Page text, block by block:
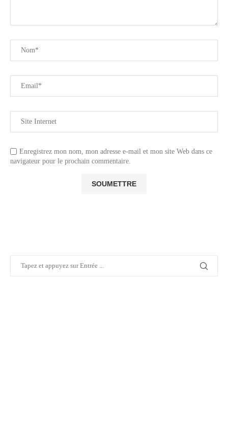
Enregistrez mon nom, mon adresse e-mail et mon site Web dans ce
navigateur pour le prochain commentaire.